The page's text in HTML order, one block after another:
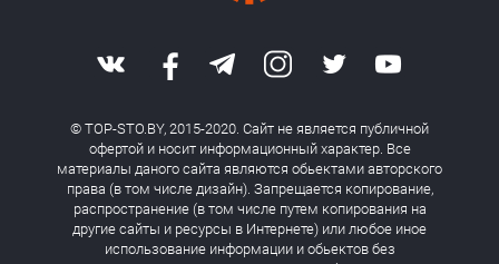
© TOP-STO.BY, 2015-2020. Сайт не является публичной
офертой и носит информационный характер. Все
материалы даного сайта являются обьектами авторского
права (в том числе дизайн). Запрещается копирование,
распространение (в том числе путем копирования на
другие сайты и ресурсы в Интернете) или любое иное
использование информации и обьектов без